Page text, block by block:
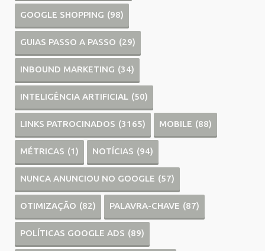
GOOGLE SHOPPING (98)
GUIAS PASSO A PASSO (29)
INBOUND MARKETING (34)
INTELIGÊNCIA ARTIFICIAL (50)
LINKS PATROCINADOS (3165) MOBILE (88)
MÉTRICAS (1) NOTÍCIAS (94)
NUNCA ANUNCIOU NO GOOGLE (57)
OTIMIZAÇÃO (82) PALAVRA-CHAVE (87)
POLÍTICAS GOOGLE ADS (89)